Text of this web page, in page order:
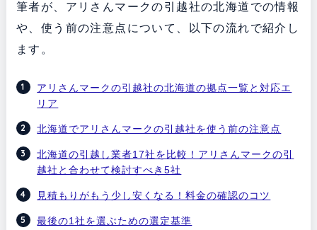
筆者が、アリさんマークの引越社の北海道での情報
や、使う前の注意点について、以下の流れで紹介し
ます。
アリさんマークの引越社の北海道の拠点一覧と対応エ
リア
北海道でアリさんマークの引越社を使う前の注意点
北海道の引越し業者17社を比較！アリさんマークの引
越社と合わせて検討すべき5社
見積もりがもう少し安くなる！料金の確認のコツ
最後の1社を選ぶための選定基準